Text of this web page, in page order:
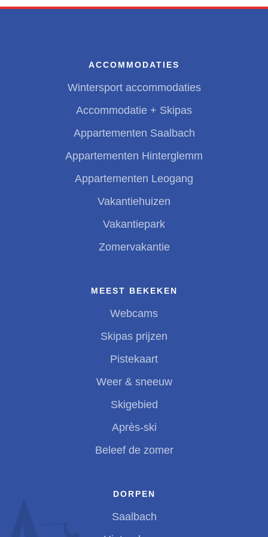
ACCOMMODATIES
Wintersport accommodaties
Accommodatie + Skipas
Appartementen Saalbach
Appartementen Hinterglemm
Appartementen Leogang
Vakantiehuizen
Vakantiepark
Zomervakantie
MEEST BEKEKEN
Webcams
Skipas prijzen
Pistekaart
Weer & sneeuw
Skigebied
Après-ski
Beleef de zomer
DORPEN
Saalbach